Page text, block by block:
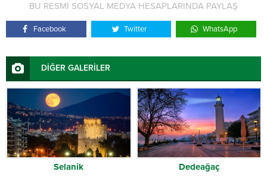
BU RESMİ SOSYAL MEDYA HESAPLARINDA PAYLAŞ
Facebook Twitter WhatsApp
DİĞER GALERİLER
Selanik Dedeağaç